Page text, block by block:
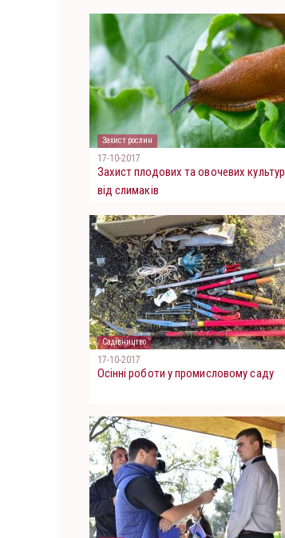
Захист рослин
17-10-2017
Захист плодових та овочевих культур
від слимаків
Садівництво
17-10-2017
Осінні роботи у промисловому саду